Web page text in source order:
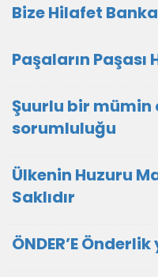
Bize Hilafet
Paşaların Paşası
Şuurlu bir mümin
sorumluluğu
Ülkenin Huzuru
Saklıdır
ÖNDER’E Önderlik